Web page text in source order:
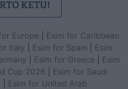
Europe
Esim for Caribbean
Italy Esim for Spain
Esim
Esim for Greece
Esim
Cup 2026
Esim for Saudi
Esim for United Arab